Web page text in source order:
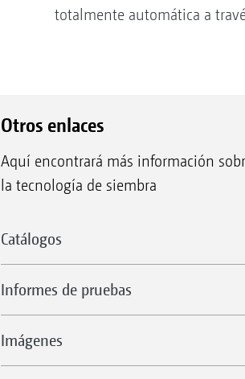
totalmente automática a
Otros enlaces
Aquí encontrará más información
la tecnología de siembra
Catálogos
Informes de pruebas
Imágenes